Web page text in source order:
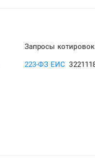
Запросы
223-ФЗ ЕИС